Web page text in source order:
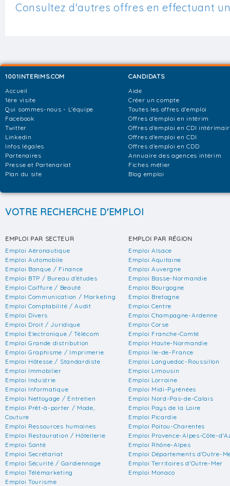
Consultez d'autres offres en effectuant
1001INTERIMS.COM
Accueil
1ère visite
Qui sommes-nous - L'équipe
Facebook
Twitter
Linkedin
Infos légales
Partenaires
Presse et Partenariat
Plan du site
CANDIDATS
Aide
Créer un compte
Toutes les offres d'emploi
Offres d'emploi en intérim
Offres d'emploi en CDI
Offres d'emploi en CDI
Offres d'emploi en CDD
Annuaire des agences intérim
Fiches métier
Blog emploi
VOTRE RECHERCHE D'EMPLOI
EMPLOI PAR SECTEUR
Emploi Aéronautique
Emploi Automobile
Emploi Banque / Finance
Emploi BTP / Bureau d'études
Emploi Coiffure / Beauté
Emploi Communication / Marketing
Emploi Comptabilité / Audit
Emploi Divers
Emploi Droit / Juridique
Emploi Electronique / Télécom
Emploi Grande distribution
Emploi Graphisme / Imprimerie
Emploi Hôtesse / Standardiste
Emploi Immobilier
Emploi Industrie
Emploi Informatique
Emploi Nettoyage / Entretien
Emploi Prêt-à-porter / Mode,
Couture
Emploi Ressources humaines
Emploi Restauration / Hôtellerie
Emploi Santé
Emploi Secrétariat
Emploi Sécurité / Gardiennage
Emploi Télémarketing
Emploi Tourisme
EMPLOI PAR RÉGION
Emploi Alsace
Emploi Aquitaine
Emploi Auvergne
Emploi Basse-Normandie
Emploi Bourgogne
Emploi Bretagne
Emploi Centre
Emploi Champagne-Ardenne
Emploi Corse
Emploi Franche-Comté
Emploi Haute-Normandie
Emploi Ile-de-France
Emploi Languedoc-Roussillon
Emploi Limousin
Emploi Lorraine
Emploi Midi-Pyrénées
Emploi Nord-Pas-de-Calais
Emploi Pays de la Loire
Emploi Picardie
Emploi Poitou-Charentes
Emploi Provence-Alpes-Côte-
Emploi Rhône-Alpes
Emploi Départements d'Outre-
Emploi Territoires d'Outre-Mer
Emploi Monaco